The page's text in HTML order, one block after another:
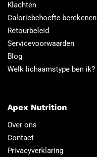
Klachten
Caloriebehoefte berekenen
Retourbeleid
Servicevoorwaarden
Blog
Welk lichaamstype ben ik?
Apex Nutrition
Over ons
Contact
Privacyverklaring